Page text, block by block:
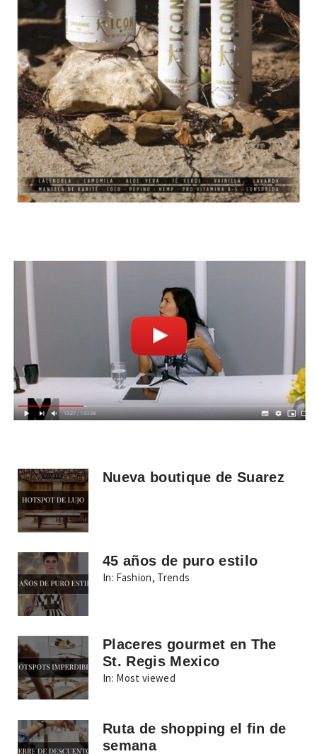
Nueva boutique de Suarez
45 años de puro estilo
In: Fashion, Trends
Placeres gourmet en The
St. Regis Mexico
In: Most viewed
Ruta de shopping el fin de
semana